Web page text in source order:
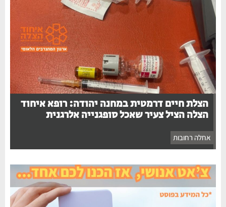
הצלת חיים דרמטית במחנה יהודה: רופא איחוד
הצלה הציל צעיר שאכל סופגנייה אלרגנית
אחלה רחובות